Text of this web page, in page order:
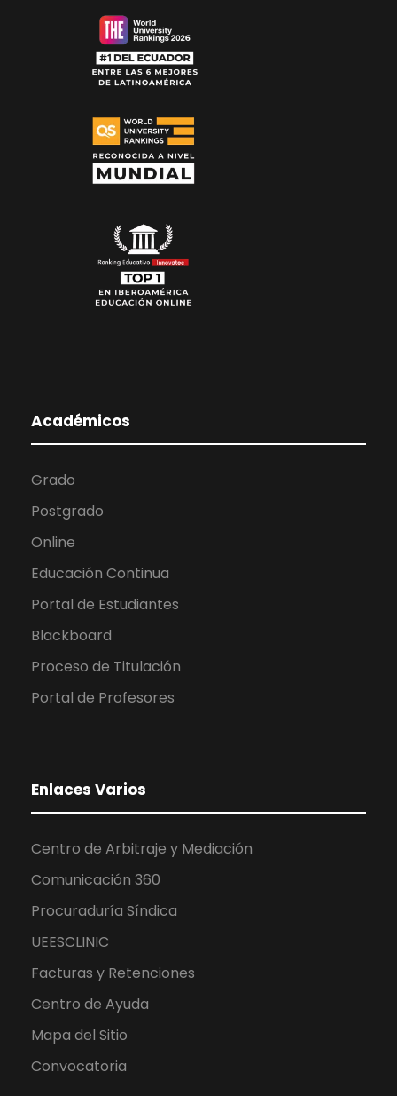
Académicos
Grado
Postgrado
Online
Educación Continua
Portal de Estudiantes
Blackboard
Proceso de Titulación
Portal de Profesores
Enlaces Varios
Centro de Arbitraje y Mediación
Comunicación 360
Procuraduría Síndica
UEESCLINIC
Facturas y Retenciones
Centro de Ayuda
Mapa del Sitio
Convocatoria